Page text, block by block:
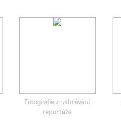
Fotografie z nahrávání
reportáže